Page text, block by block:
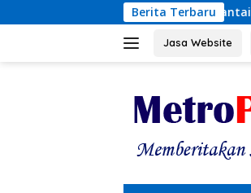
ke
Berita Terbaru
Lompat dari Lantai 12 Apartemen,
Jasa Website